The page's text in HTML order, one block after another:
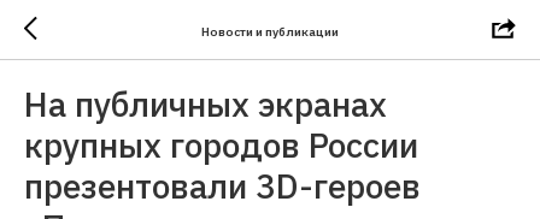
Новости и публикации
На публичных экранах
крупных городов России
презентовали 3D-героев